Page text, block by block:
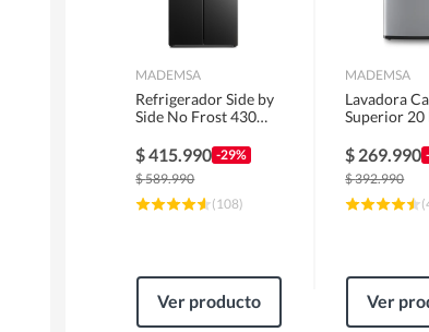
MADEMSA
Refrigerador Side by
Side No Frost 430
MAS430B
$415.990 -29%
$589.990
(108)
Ver producto
MADEMSA
Lavadora
Superior 20
$ 269.990
$392.990
(
Ver